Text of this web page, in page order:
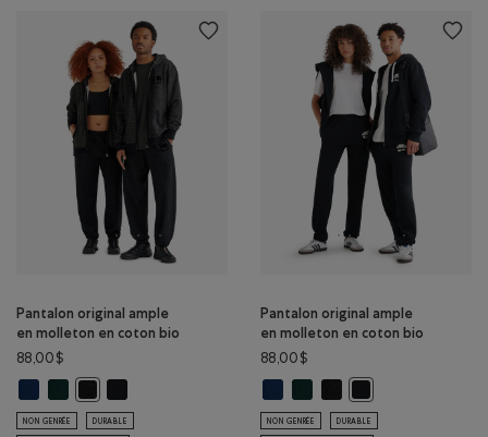
Pantalon original ample
en molleton en coton bio
88,00$
Pantalon original ample en molleton en coton bio: VRAI BLEU MARINE
Pantalon original ample en molleton en coton bio: VARSITY VERT
Pantalon original ample en molleton en coton bio: NOIR/
NON GENRÉE DURABLE
Pantalon original ample
en molleton en coton bio
88,00$
Pantalon original ample en
Pantalon original ample en
Pantalon original ample
NON GENRÉE DURABLE